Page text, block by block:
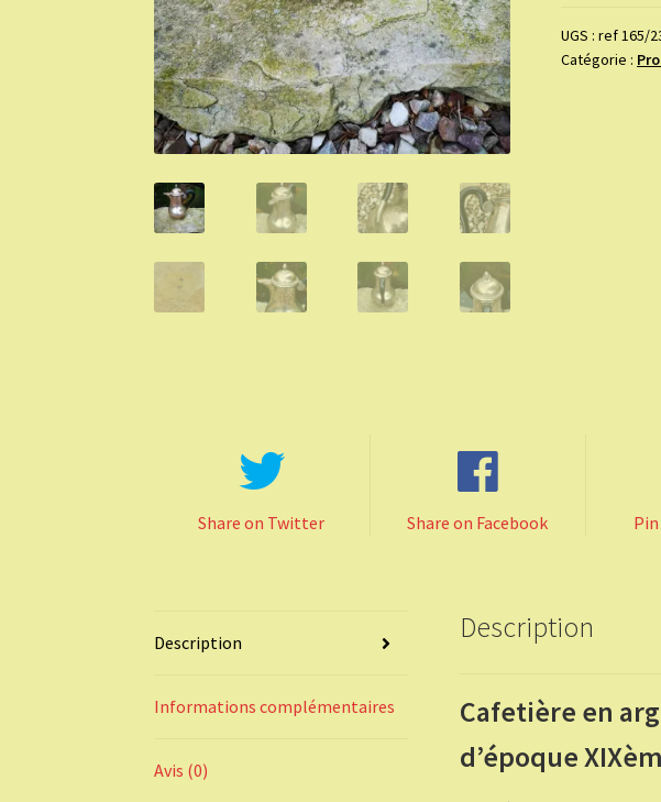
UGS :ref 165/
Catégorie :
Share on Twitter Share on Facebook
Description
Informations complémentaires
Avis (0)
Description
Cafetière en
d’époque